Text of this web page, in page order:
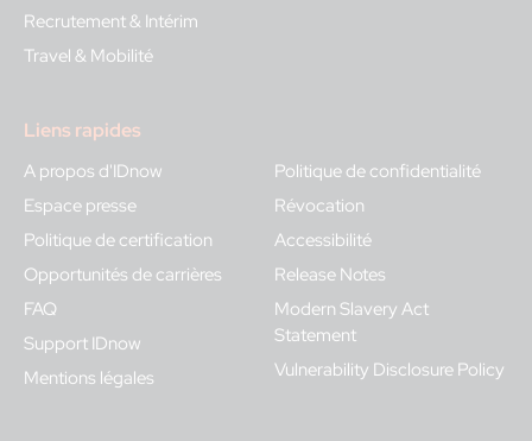
Recrutement & Intérim
Travel & Mobilité
Liens rapides
A propos d'IDnow
Espace presse
Politique de certification
Opportunités de carrières
FAQ
Support IDnow
Mentions légales
Politique de confidentialité
Révocation
Accessibilité
Release Notes
Modern Slavery Act
Statement
Vulnerability Disclosure Policy